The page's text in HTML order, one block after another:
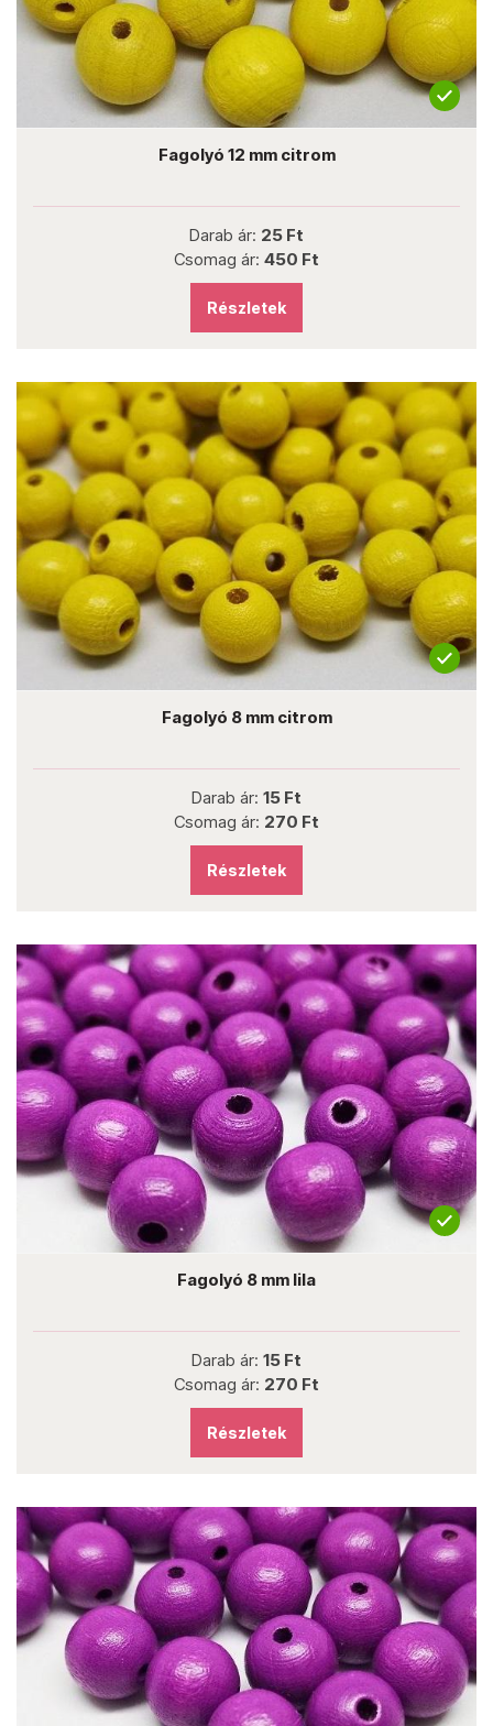
Fagolyó 12 mm citrom
Darab ár: 25 Ft
Csomag ár: 450 Ft
Részletek
Fagolyó 8 mm citrom
Darab ár: 15 Ft
Csomag ár: 270 Ft
Részletek
Fagolyó 8 mm lila
Darab ár: 15 Ft
Csomag ár: 270 Ft
Részletek